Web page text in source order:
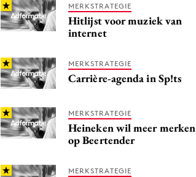
MERKSTRATEGIE
Hitlijst voor muziek van
internet
MERKSTRATEGIE
Carrière-agenda in Sp!ts
MERKSTRATEGIE
Heineken wil meer merken
op Beertender
MERKSTRATEGIE